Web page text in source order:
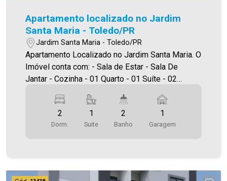
Apartamento localizado no Jardim
Santa Maria - Toledo/PR
Jardim Santa Maria - Toledo/PR
Apartamento Localizado no Jardim Santa Maria. O
Imóvel conta com: - Sala de Estar - Sala De
Jantar - Cozinha - 01 Quarto - 01 Suíte - 02
vaga de garagem - Sacada com churrasqueira
Área privativa 70,45m² A Imobiliária Ativa conta
hoje com uma das maiores carteiras de imóveis
Imobiliária Ativa, sinta-se em casa!
2
Dorm.
1
Suite
2
Banho
1
Garagem